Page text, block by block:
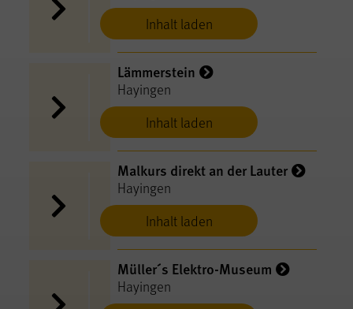
Inhalt laden
Inhalt laden
Lämmerstein
Hayingen
Inhalt laden
Malkurs direkt an der Lauter
Hayingen
Müller´s Elektro-Museum
Hayingen